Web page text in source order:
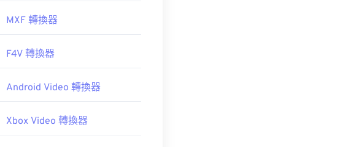
MXF 轉換器
F4V 轉換器
Android Video 轉換器
Xbox Video 轉換器